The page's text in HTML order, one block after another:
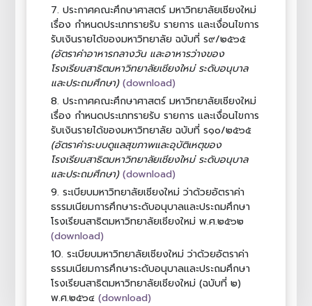
7. ประกาศคณะศึกษาศาสตร์ มหาวิทยาลัยเชียงใหม่
เรื่อง กำหนดประเภทรายรับ รายการ และเงื่อนไขการ
รับเงินรายได้ของมหาวิทยาลัย ฉบับที่ ร๙/๒๕๖๕
(อัตราค่าอาหารกลางวัน และอาหารว่างของ
โรงเรียนสาธิตมหาวิทยาลัยเชียงใหม่ ระดับอนุบาล
และประถมศึกษา) (download)
8. ประกาศคณะศึกษาศาสตร์ มหาวิทยาลัยเชียงใหม่
เรื่อง กำหนดประเภทรายรับ รายการ และเงื่อนไขการ
รับเงินรายได้ของมหาวิทยาลัย ฉบับที่ ร๑๐/๒๕๖๕
(อัตราค่าระบบดูแลสุขภาพและอุบัติเหตุของ
โรงเรียนสาธิตมหาวิทยาลัยเชียงใหม่ ระดับอนุบาล
และประถมศึกษา) (download)
9. ระเบียบมหาวิทยาลัยเชียงใหม่ ว่าด้วยอัตราค่า
ธรรมเนียมการศึกษาระดับอนุบาลและประถมศึกษา
โรงเรียนสาธิตมหาวิทยาลัยเชียงใหม่ พ.ศ.๒๕๖๒
(download)
10. ระเบียบมหาวิทยาลัยเชียงใหม่ ว่าด้วยอัตราค่า
ธรรมเนียมการศึกษาระดับอนุบาลและประถมศึกษา
โรงเรียนสาธิตมหาวิทยาลัยเชียงใหม่ (ฉบับที่ ๒)
พ.ศ.๒๕๖๔ (download)